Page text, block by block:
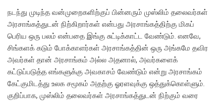
நடந்து முடிந்த வன்முறைகளிற்குப் பின்னரும் முஸ்லிம் தலைவர்கள்
அரசாங்கத்துடன் நிற்கிறார்கள் என்பது அரசாங்கத்திற்கு மிகப்
பெரிய ஒரு பலம் என்பதை இங்கு சுட்டிக்காட்ட வேண்டும். எனவே,
சிங்களக் கடும் போக்காளர்கள் அரசாங்கத்தின் ஒரு அங்கமே தவிர
அவர்கள் தான் அரசாங்கம் அல்ல அதனால், அவர்களைக்
கட்டுப்படுத்த எங்களுக்கு அவகாசம் வேண்டும் என்று அரசாங்கம்
கேட்குமிடத்து உலக சமூகம் அதற்கு ஓரளவுக்கு ஒத்துக்கொள்ளும்.
குறிப்பாக, முஸ்லிம் தலைவர்கள் அரசாங்கத்துடன் நிற்கும் வரை